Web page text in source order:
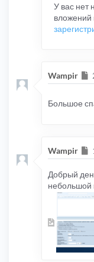
У вас нет
вложений
Wampir
Большое
Wampir
Добрый
небольшой